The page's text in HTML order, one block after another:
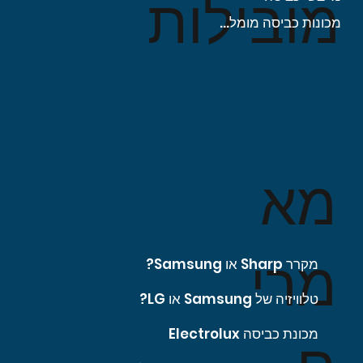
מא
מרי
מקרר Sharp או Samsung?
טלוויזיה של Samsung או LG?
מכונת כביסה Electrolux
מובילות
מכונות כביסה מומלצות